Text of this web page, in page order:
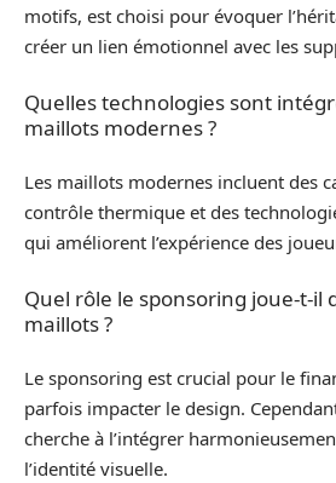
motifs, est choisi pour évoquer
créer un lien émotionnel avec les
Quelles technologies sont
maillots modernes ?
Les maillots modernes incluent des
contrôle thermique et des
qui améliorent l’expérience des
Quel rôle le sponsoring joue-t-il
maillots ?
Le sponsoring est crucial pour le
parfois impacter le design.
cherche à l’intégrer
l’identité visuelle.